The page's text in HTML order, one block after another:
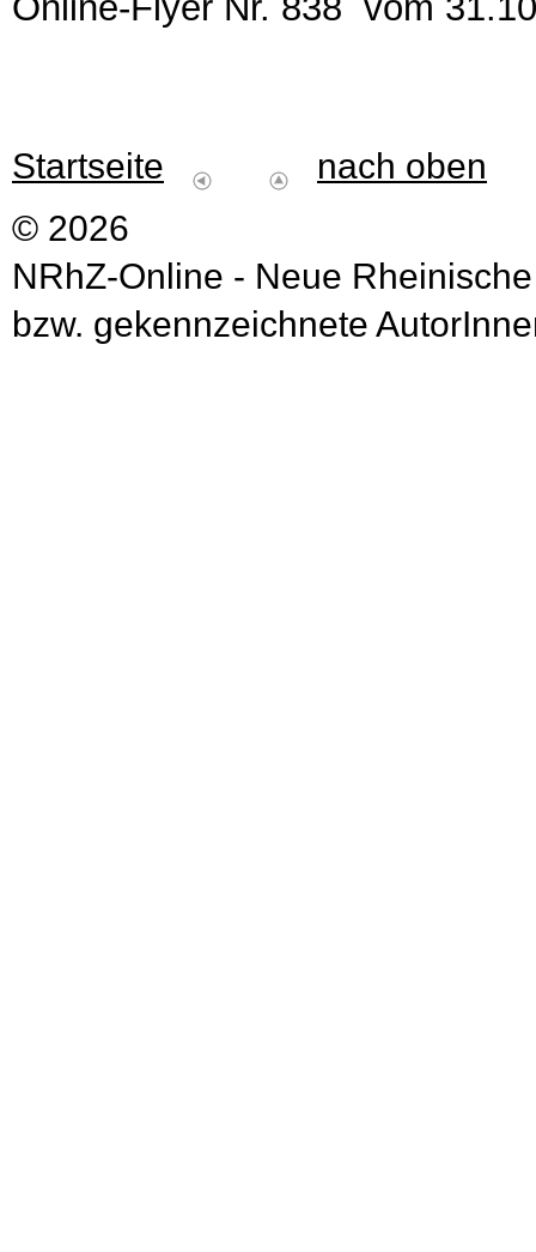
Startseite
nach oben
© 2026
NRhZ-Online - Neue
bzw. gekennzeichnete